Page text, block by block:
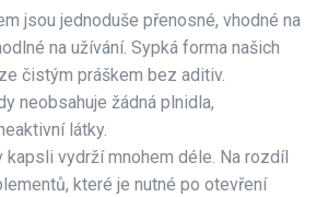
jsou jednoduše přenosné, vhodné na
na užívání. Sypká forma našich
čistým práškem bez aditiv.
neobsahuje žádná plnidla,
látky.
kapsli vydrží mnohem déle. Na rozdíl
které je nutné po otevření